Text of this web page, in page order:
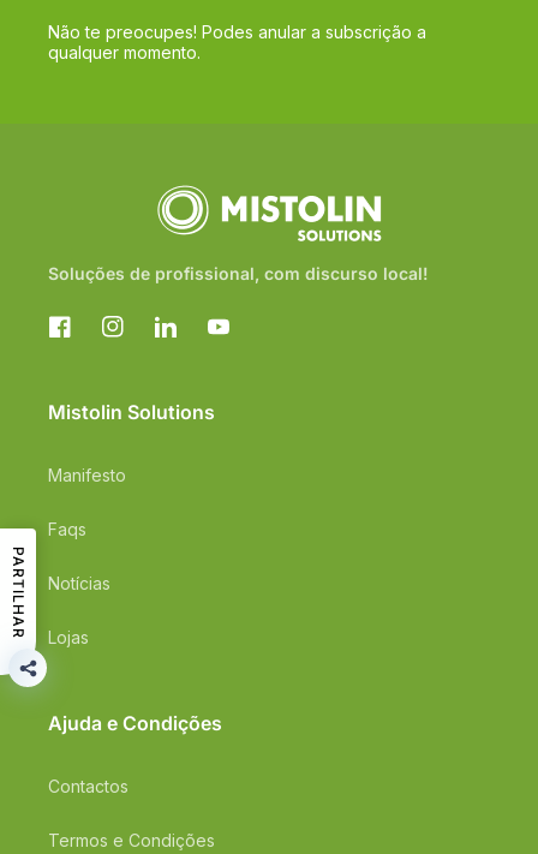
Não te preocupes! Podes anular a subscrição a
qualquer momento.
Soluções de profissional, com discurso local!
FacebookInstagramTranslationYouTube
Mistolin Solutions
Manifesto
Faqs
Notícias
Lojas
Ajuda e Condições
Contactos
Termos e Condições
PARTILHAR